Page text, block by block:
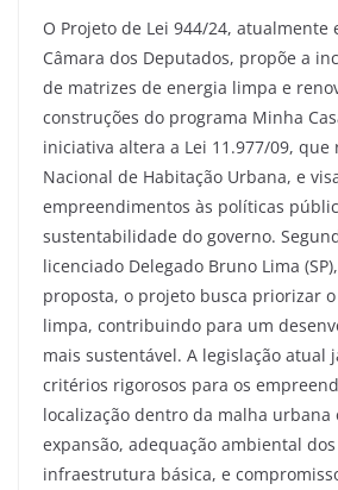
O Projeto de Lei 944/24, atualmente
Câmara dos Deputados, propõe a
de matrizes de energia limpa e
construções do programa Minha
iniciativa altera a Lei 11.977/09, que
Nacional de Habitação Urbana, e
empreendimentos às políticas
sustentabilidade do governo.
licenciado Delegado Bruno Lima
proposta, o projeto busca priorizar
limpa, contribuindo para um
mais sustentável. A legislação atual
critérios rigorosos para os
localização dentro da malha urbana
expansão, adequação ambiental
infraestrutura básica, e